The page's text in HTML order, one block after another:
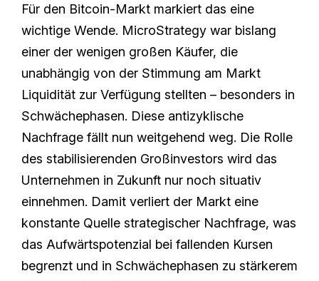
Für den Bitcoin-Markt markiert das eine
wichtige Wende. MicroStrategy war bislang
einer der wenigen großen Käufer, die
unabhängig von der Stimmung am Markt
Liquidität zur Verfügung stellten – besonders in
Schwächephasen. Diese antizyklische
Nachfrage fällt nun weitgehend weg. Die Rolle
des stabilisierenden Großinvestors wird das
Unternehmen in Zukunft nur noch situativ
einnehmen. Damit verliert der Markt eine
konstante Quelle strategischer Nachfrage, was
das Aufwärtspotenzial bei fallenden Kursen
begrenzt und in Schwächephasen zu stärkerem